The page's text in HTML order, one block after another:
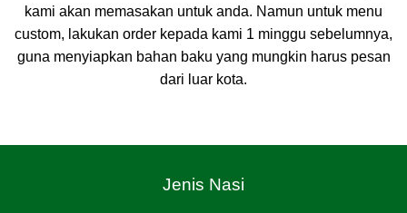
kami akan memasakan untuk anda. Namun untuk menu
custom, lakukan order kepada kami 1 minggu sebelumnya,
guna menyiapkan bahan baku yang mungkin harus pesan
dari luar kota.
Jenis Nasi